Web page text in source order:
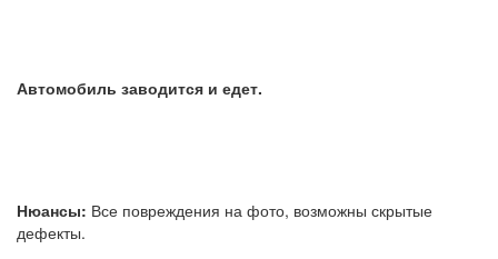
Автомобиль заводится и едет.
Нюансы: Все повреждения на фото, возможны скрытые
дефекты.